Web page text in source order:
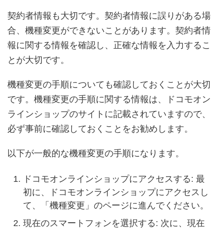
契約者情報も大切です。契約者情報に誤りがある場
合、機種変更ができないことがあります。契約者情
報に関する情報を確認し、正確な情報を入力するこ
とが大切です。
機種変更の手順についても確認しておくことが大切
です。機種変更の手順に関する情報は、ドコモオン
ラインショップのサイトに記載されていますので、
必ず事前に確認しておくことをお勧めします。
以下が一般的な機種変更の手順になります。
ドコモオンラインショップにアクセスする: 最
初に、ドコモオンラインショップにアクセスし
て、「機種変更」のページに進んでください。
現在のスマートフォンを選択する: 次に、現在